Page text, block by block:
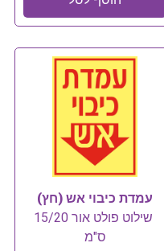
עמדת כיבוי אש (חץ)
שילוט פולט אור 15/20
ס"מ